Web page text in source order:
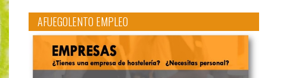
AFUEGOLENTO EMPLEO